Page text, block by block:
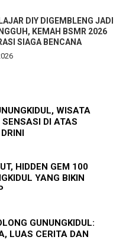
DIY DIGEMBLENG JADI
KEMAH BSMR 2026
SIAGA BENCANA
WISATA
DI ATAS
HIDDEN GEM 100
YANG BIKIN
GUNUNGKIDUL:
LUAS CERITA DAN